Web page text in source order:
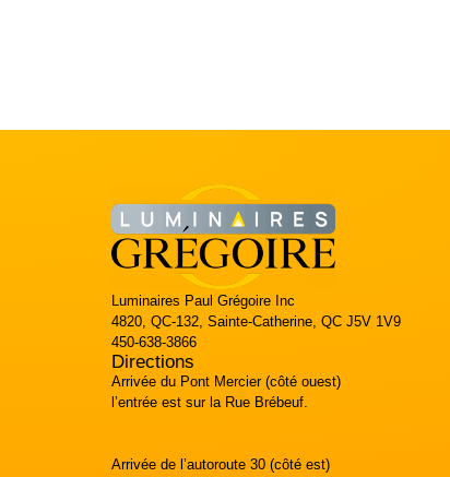
Luminaires Paul Grégoire Inc
4820, QC-132, Sainte-Catherine, QC J5V 1V9
450-638-3866
Directions
Arrivée du Pont Mercier (côté ouest)
l’entrée est sur la Rue Brébeuf.
Arrivée de l’autoroute 30 (côté est)